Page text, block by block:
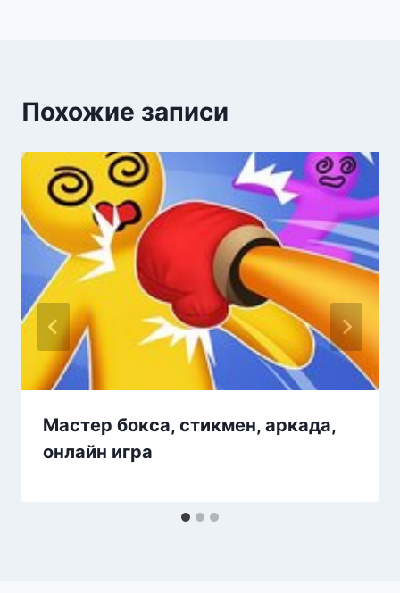
Похожие записи
Мастер бокса, стикмен, аркада,
онлайн игра